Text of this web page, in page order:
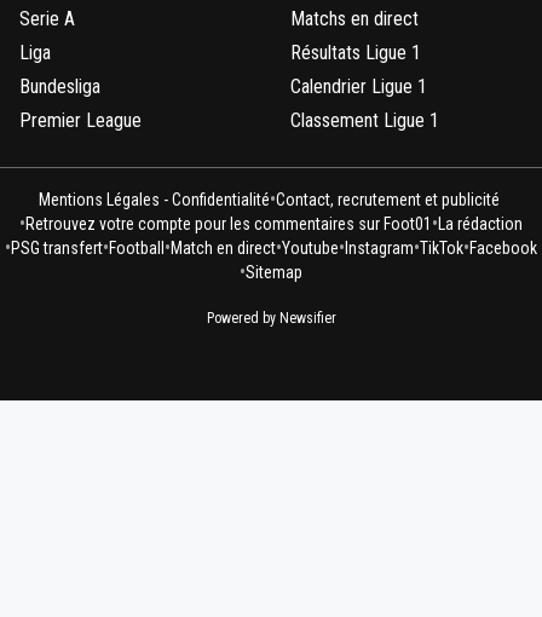
Serie A
Liga
Bundesliga
Premier League
Matchs en direct
Résultats Ligue 1
Calendrier Ligue 1
Classement Ligue 1
Mentions Légales - Confidentialité•Contact, recrutement et publicité
•Retrouvez votre compte pour les commentaires sur Foot01 • La rédaction
•PSG transfert•Football •Match en direct•Youtube• Instagram•TikTok•Facebook
•Sitemap
Powered by Newsifier